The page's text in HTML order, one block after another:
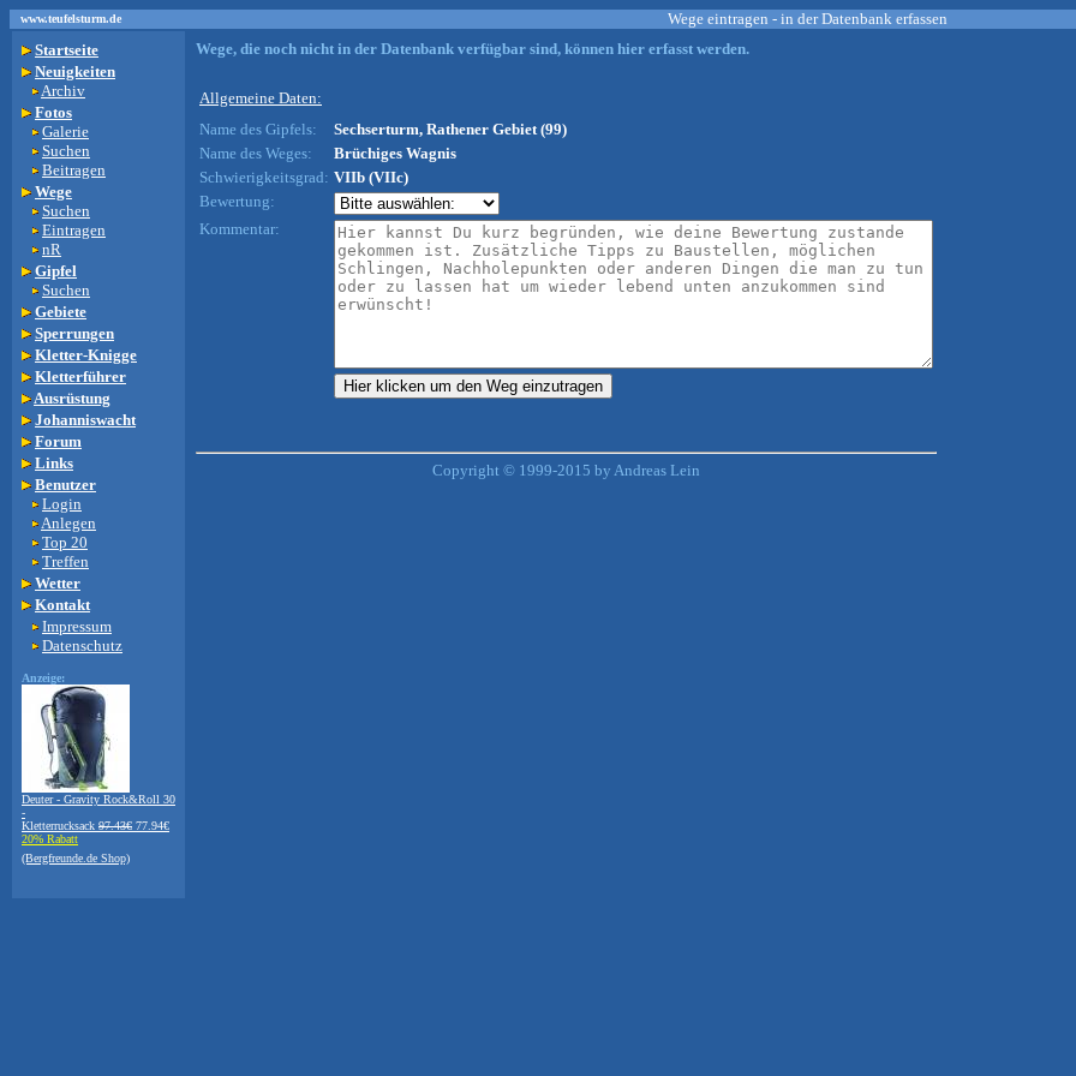
www.teufelsturm.de Wege eintragen - in der Datenbank erfassen
Startseite
Neuigkeiten
Archiv
Fotos
Galerie
Suchen
Beitragen
Wege
Suchen
Eintragen
nR
Gipfel
Suchen
Gebiete
Sperrungen
Kletter-Knigge
Kletterführer
Ausrüstung
Johanniswacht
Forum
Links
Benutzer
Login
Anlegen
Top 20
Treffen
Wetter
Kontakt
Impressum
Datenschutz
Anzeige:
Deuter - Gravity Rock&Roll 30
-
Kletterrucksack 97.43€ 77.94€
20% Rabatt
(Bergfreunde.de Shop)
Wege, die noch nicht in der Datenbank verfügbar sind, können hier erfasst werden.
Allgemeine Daten:
Name des Gipfels:
Sechserturm, Rathener Gebiet (99)
Name des Weges:
Brüchiges Wagnis
Schwierigkeitsgrad: VIIb (VIIc)
Bewertung:
Kommentar:
Copyright © 1999-2015 by Andreas Lein